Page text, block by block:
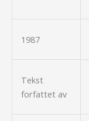
1987
Tekst
forfattet av